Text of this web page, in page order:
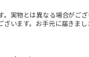
。実物とは異なる場合がご
ざいます。お手元に届きま